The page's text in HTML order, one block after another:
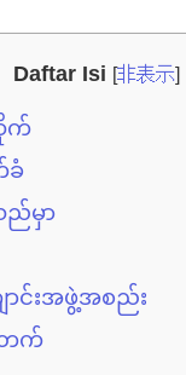
Daftar Isi [非表示]
က်
ခံ
မှာ
ာင်းအဖွဲ့အစည်း
တက်